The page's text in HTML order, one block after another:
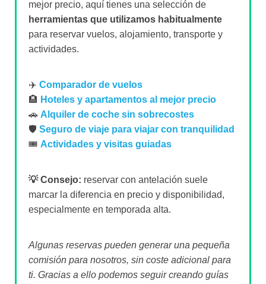
mejor precio, aquí tienes una selección de
herramientas que utilizamos habitualmente
para reservar vuelos, alojamiento, transporte y
actividades.
✈️ Comparador de vuelos
🏨 Hoteles y apartamentos al mejor precio
🚗 Alquiler de coche sin sobrecostes
🛡️ Seguro de viaje para viajar con tranquilidad
🎟️ Actividades y visitas guiadas
💡 Consejo: reservar con antelación suele
marcar la diferencia en precio y disponibilidad,
especialmente en temporada alta.
Algunas reservas pueden generar una pequeña
comisión para nosotros, sin coste adicional para
ti. Gracias a ello podemos seguir creando guías